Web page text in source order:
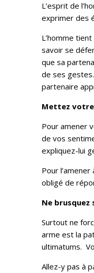
L’esprit de
exprimer des
L’homme
savoir se
que sa
de ses
partenaire
Mettez votre
Pour amener
de vos
expliquez-lui
Pour
obligé de
Ne brusquez
Surtout ne
arme est la
ultimatums.
Allez-y pas à